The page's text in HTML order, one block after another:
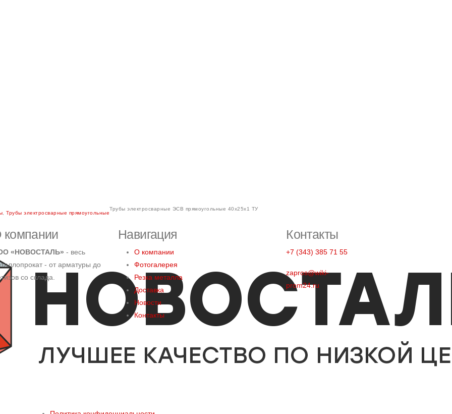
,Трубы электросварные прямоугольные
Трубы электросварные ЭСВ прямоугольные 40х25х1 ТУ
«НОВОСТАЛЬ» - весь
- от арматуры до
со склада.
Навигация
О компании
Фотогалерея
Резка металла
Доставка
Новости
Контакты
Контакты
+7 (343) 385 71 55
zapros@wiki-
prom24.ru